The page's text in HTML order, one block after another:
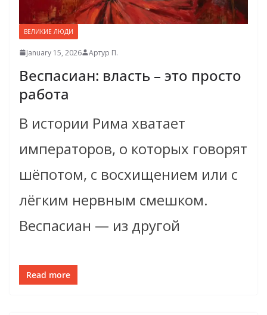
ВЕЛИКИЕ ЛЮДИ
January 15, 2026 Артур П.
Веспасиан: власть – это просто
работа
В истории Рима хватает
императоров, о которых говорят
шёпотом, с восхищением или с
лёгким нервным смешком.
Веспасиан — из другой
Read more